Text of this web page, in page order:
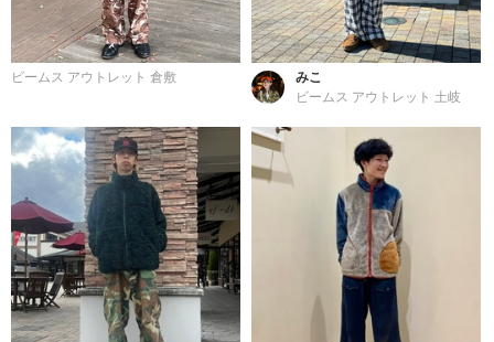
ビームス アウトレット 倉敷
みこ
ビームス アウトレット 土岐